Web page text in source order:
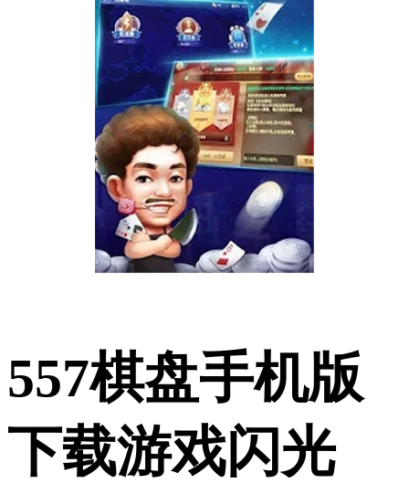
557棋盘手机版
下载游戏闪光